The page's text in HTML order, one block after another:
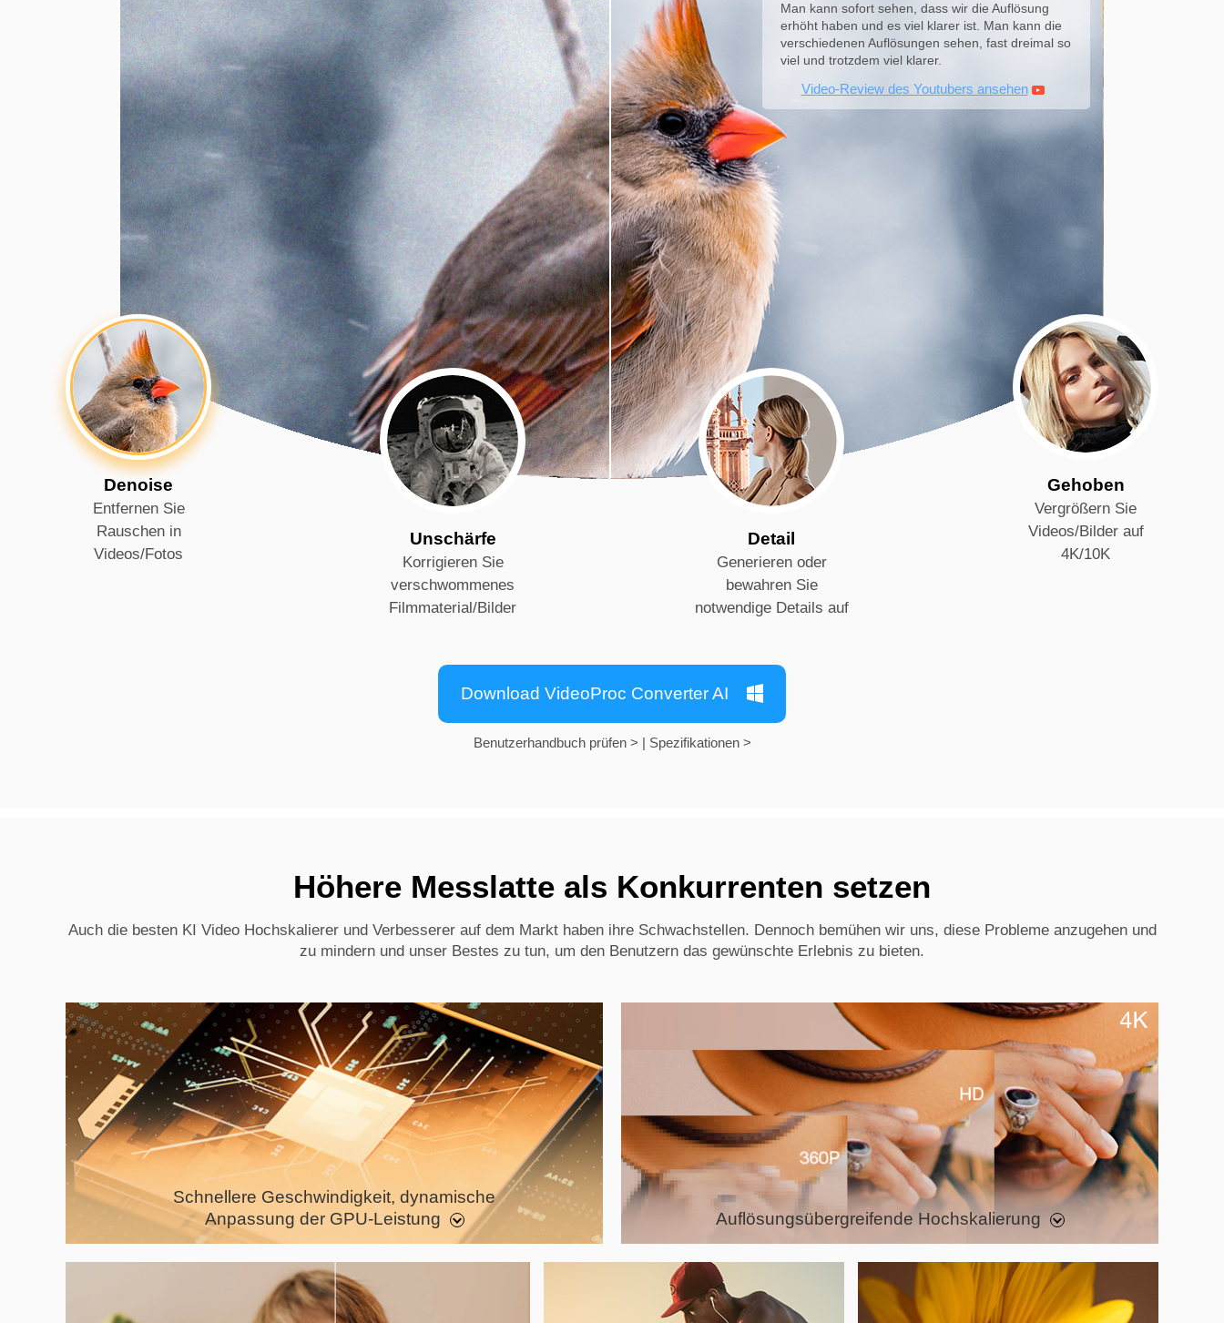
Man kann sofort sehen, dass wir die Auflösung
erhöht haben und es viel klarer ist. Man kann die
verschiedenen Auflösungen sehen, fast dreimal so
viel und trotzdem viel klarer.
Video-Review des Youtubers ansehen
Denoise
Entfernen Sie
Rauschen in
Videos/Fotos
Unschärfe
Korrigieren Sie
verschwommenes
Filmmaterial/Bilder
Detail
Generieren oder
bewahren Sie
notwendige Details auf
Gehoben
Vergrößern Sie
Videos/Bilder auf
4K/10K
Download VideoProc Converter AI
Benutzerhandbuch prüfen > | Spezifikationen >
Höhere Messlatte als Konkurrenten setzen
Auch die besten KI Video Hochskalierer und Verbesserer auf dem Markt haben ihre Schwachstellen. Dennoch bemühen wir uns, diese Probleme anzugehen und
zu mindern und unser Bestes zu tun, um den Benutzern das gewünschte Erlebnis zu bieten.
Schnellere Geschwindigkeit, dynamische
Anpassung der GPU-Leistung
Auflösungsübergreifende Hochskalierung